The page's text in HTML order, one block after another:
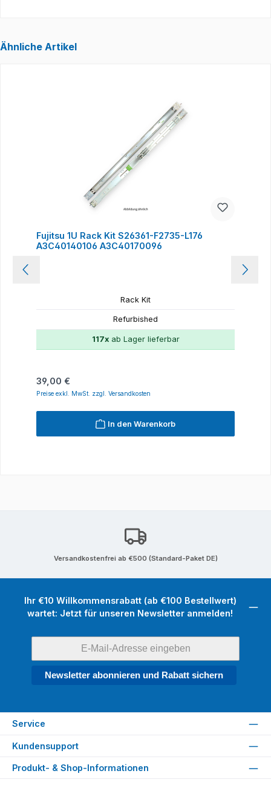
Ähnliche Artikel
Fujitsu 1U Rack Kit S26361-F2735-L176
A3C40140106 A3C40170096
Rack Kit
Refurbished
117xab Lager lieferbar
Regulärer Preis:
39,00 €
Preise exkl. MwSt. zzgl. Versandkosten
In den Warenkorb
Versandkostenfrei ab €500 (Standard-Paket DE)
Ihr €10 Willkommensrabatt (ab €100 Bestellwert)
wartet: Jetzt für unseren Newsletter anmelden!
Newsletter abonnieren und Rabatt sichern
Service
Kundensupport
Produkt- & Shop-Informationen